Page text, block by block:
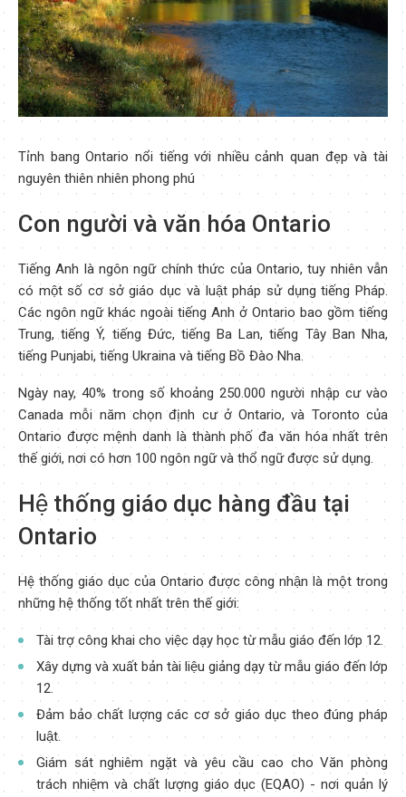
Tỉnh bang Ontario nổi tiếng với nhiều cảnh quan đẹp và tài
nguyên thiên nhiên phong phú
Con người và văn hóa Ontario
Tiếng Anh là ngôn ngữ chính thức của Ontario, tuy nhiên vẫn
có một số cơ sở giáo dục và luật pháp sử dụng tiếng Pháp.
Các ngôn ngữ khác ngoài tiếng Anh ở Ontario bao gồm tiếng
Trung, tiếng Ý, tiếng Đức, tiếng Ba Lan, tiếng Tây Ban Nha,
tiếng Punjabi, tiếng Ukraina và tiếng Bồ Đào Nha.
Ngày nay, 40% trong số khoảng 250.000 người nhập cư vào
Canada mỗi năm chọn định cư ở Ontario, và Toronto của
Ontario được mệnh danh là thành phố đa văn hóa nhất trên
thế giới, nơi có hơn 100 ngôn ngữ và thổ ngữ được sử dụng.
Hệ thống giáo dục hàng đầu tại
Ontario
Hệ thống giáo dục của Ontario được công nhận là một trong
những hệ thống tốt nhất trên thế giới:
Tài trợ công khai cho việc dạy học từ mẫu giáo đến lớp 12.
Xây dựng và xuất bản tài liệu giảng dạy từ mẫu giáo đến lớp
12.
Đảm bảo chất lượng các cơ sở giáo dục theo đúng pháp
luật.
Giám sát nghiêm ngặt và yêu cầu cao cho Văn phòng
trách nhiệm và chất lượng giáo dục (EQAO) - nơi quản lý